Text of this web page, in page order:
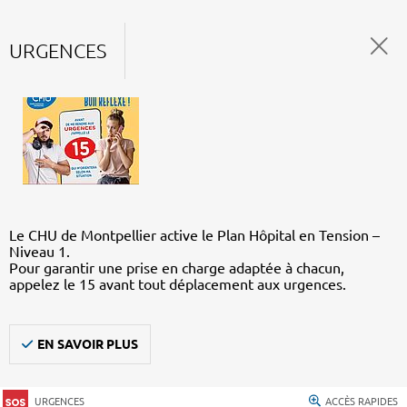
URGENCES
Le CHU de Montpellier active le Plan Hôpital en Tension –
Niveau 1.
Pour garantir une prise en charge adaptée à chacun,
appelez le 15 avant tout déplacement aux urgences.
EN SAVOIR PLUS
URGENCES ACCÈS RAPIDES